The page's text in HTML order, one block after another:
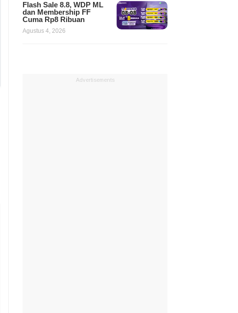
Flash Sale 8.8, WDP ML
dan Membership FF
Cuma Rp8 Ribuan
Agustus 4, 2026
Advertisements